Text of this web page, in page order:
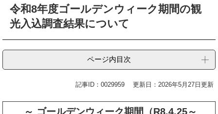
令和8年度ゴールデンウィーク期間の観
光入込調査結果について
ページ内目次
記事ID：0029959 更新日：2026年5月27日更新
～ ゴールデンウィーク期間（R8.4.25～